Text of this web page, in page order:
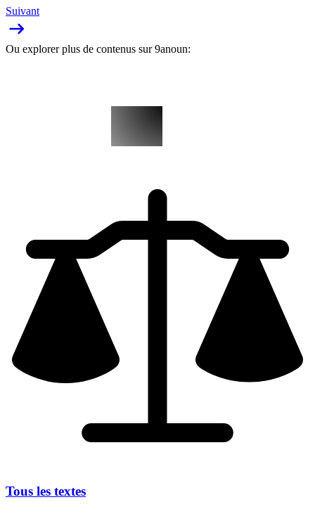
Suivant
Ou explorer plus de contenus sur 9anoun:
Tous les textes